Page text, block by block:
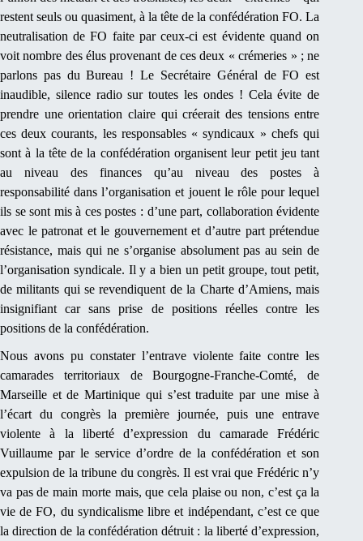
restent seuls ou quasiment, à la tête de la confédération FO. La
neutralisation de FO faite par ceux-ci est évidente quand on
voit nombre des élus provenant de ces deux « crémeries » ; ne
parlons pas du Bureau ! Le Secrétaire Général de FO est
inaudible, silence radio sur toutes les ondes ! Cela évite de
prendre une orientation claire qui créerait des tensions entre
ces deux courants, les responsables « syndicaux » chefs qui
sont à la tête de la confédération organisent leur petit jeu tant
au niveau des finances qu’au niveau des postes à
responsabilité dans l’organisation et jouent le rôle pour lequel
ils se sont mis à ces postes : d’une part, collaboration évidente
avec le patronat et le gouvernement et d’autre part prétendue
résistance, mais qui ne s’organise absolument pas au sein de
l’organisation syndicale. Il y a bien un petit groupe, tout petit,
de militants qui se revendiquent de la Charte d’Amiens, mais
insignifiant car sans prise de positions réelles contre les
positions de la confédération.
Nous avons pu constater l’entrave violente faite contre les
camarades territoriaux de Bourgogne-Franche-Comté, de
Marseille et de Martinique qui s’est traduite par une mise à
l’écart du congrès la première journée, puis une entrave
violente à la liberté d’expression du camarade Frédéric
Vuillaume par le service d’ordre de la confédération et son
expulsion de la tribune du congrès. Il est vrai que Frédéric n’y
va pas de main morte mais, que cela plaise ou non, c’est ça la
vie de FO, du syndicalisme libre et indépendant, c’est ce que
la direction de la confédération détruit : la liberté d’expression,